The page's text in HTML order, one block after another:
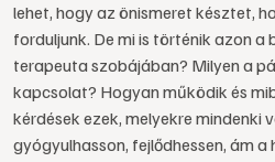
lehet, hogy az önismeret késztet,
forduljunk. De mi is történik azon a
terapeuta szobájában? Milyen a
kapcsolat? Hogyan működik és
kérdések ezek, melyekre mindenki
gyógyulhasson, fejlődhessen, ám